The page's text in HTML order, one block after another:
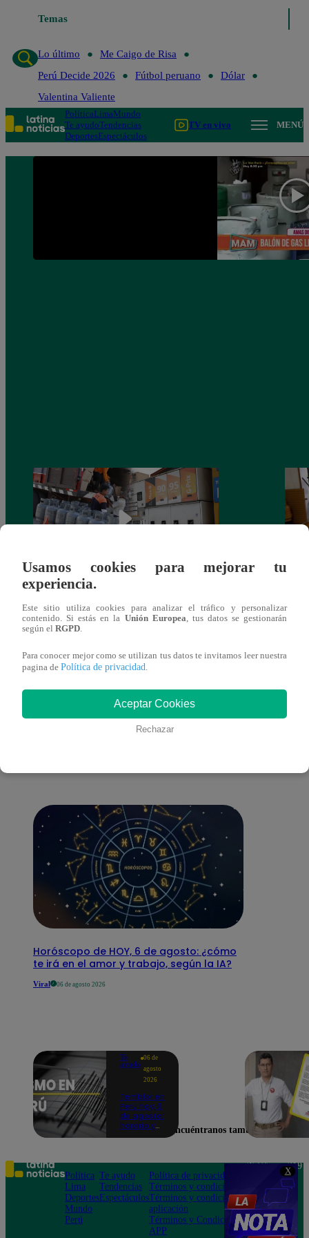
X
Temas
Lo último
Me Caigo de Risa
Perú Decide 2026
Fútbol peruano
Dólar
Valentina Valiente
PolíticaLimaMundo
Te ayudoTendencias
DeportesEspectáculos
TV en vivo MENÚ
marzo la crisis por gas natural se termina
de
También te puede
Horóscopo de HOY, 6 de agosto: ¿cómo
te irá en el amor y trabajo, según la IA?
Viral 06 de agosto 2026
Te
ayudo
06 de
agosto
2026
Temblor en
Perú hoy, 6
de agosto:
horario y
según IGP
Usamos cookies para mejorar tu
experiencia.
Este sitio utiliza cookies para analizar el tráfico y personalizar
contenido. Si estás en la Unión Europea , tus datos se gestionarán
según el RGPD
Para conocer mejor como se utilizan tus datos te invitamos leer nuestra
pagina de Política de privacidad
Aceptar Cookies
Rechazar
Encuéntranos también en
Política
Lima
Deportes
Mundo
Perú
Te ayudo
Tendencias
Espectáculos
Política de privacidad
Términos y condiciones
Términos y condiciones
aplicación
Términos y Condiciones
APP
Teléfono: 219
Av. San
Felipe 968
Jesús María